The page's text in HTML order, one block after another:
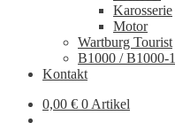
Karosserie
Motor
Wartburg Tourist
B1000 / B1000-1
Kontakt
0,00 € 0 Artikel